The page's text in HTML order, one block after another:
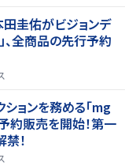
田圭佑がビジョンデ
、全商品の先行予約
ョンを務める「mg
約販売を開始！第一
！